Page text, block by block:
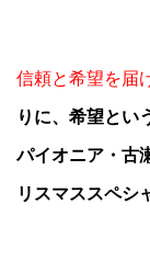
信頼と希望を届
りに、希望とい
パイオニア・古
リスマススペシ